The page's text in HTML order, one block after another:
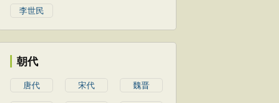
李世民
朝代
唐代 宋代 魏晋